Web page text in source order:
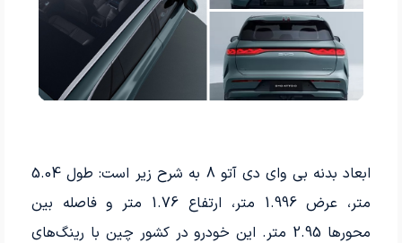
ابعاد بدنه بی وای دی آتو 8 به شرح زیر است: طول 5.04
متر، عرض 1.996 متر، ارتفاع 1.76 متر و فاصله بین
محورها 2.95 متر. این خودرو در کشور چین با رینگ‌های